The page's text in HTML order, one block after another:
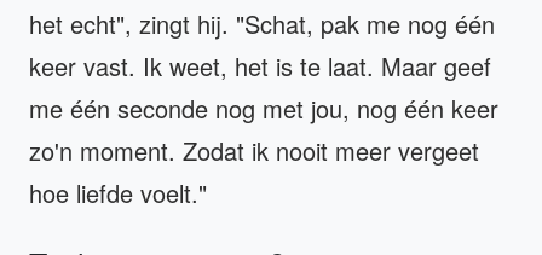
het echt", zingt hij. "Schat, pak me nog één
keer vast. Ik weet, het is te laat. Maar geef
me één seconde nog met jou, nog één keer
zo'n moment. Zodat ik nooit meer vergeet
hoe liefde voelt."